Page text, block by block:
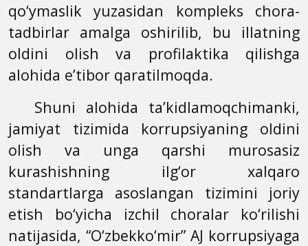
qo‘ymaslik yuzasidan kompleks chora-
tadbirlar amalga oshirilib, bu illatning
oldini olish va profilaktika qilishga
alohida e’tibor qaratilmoqda.
Shuni alohida ta’kidlamoqchimanki,
jamiyat tizimida korrupsiyaning oldini
olish va unga qarshi murosasiz
kurashishning ilg‘or xalqaro
standartlarga asoslangan tizimini joriy
etish bo‘yicha izchil choralar ko‘rilishi
natijasida, “O‘zbekko‘mir” AJ korrupsiyaga